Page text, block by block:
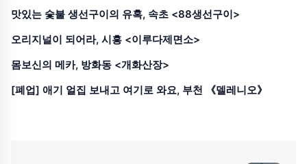
맛있는 숯불 생선구이의 유혹, 속초 <88생선구이>
오리지널이 되어라, 시흥 <이루다제면소>
몸보신의 메카, 방화동 <개화산장>
[폐업] 애기 얼집 보내고 여기로 와요, 부천 《델레니오》